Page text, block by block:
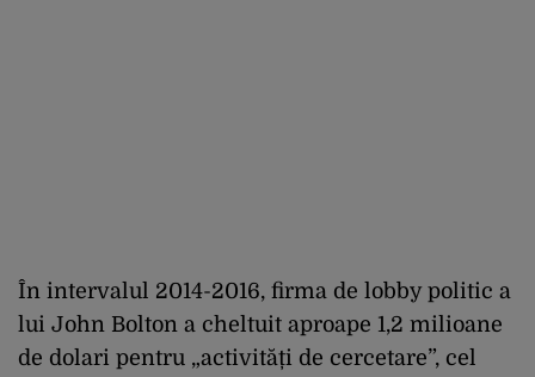
În intervalul 2014-2016, firma de lobby politic a
lui John Bolton a cheltuit aproape 1,2 milioane
de dolari pentru „activități de cercetare”, cel